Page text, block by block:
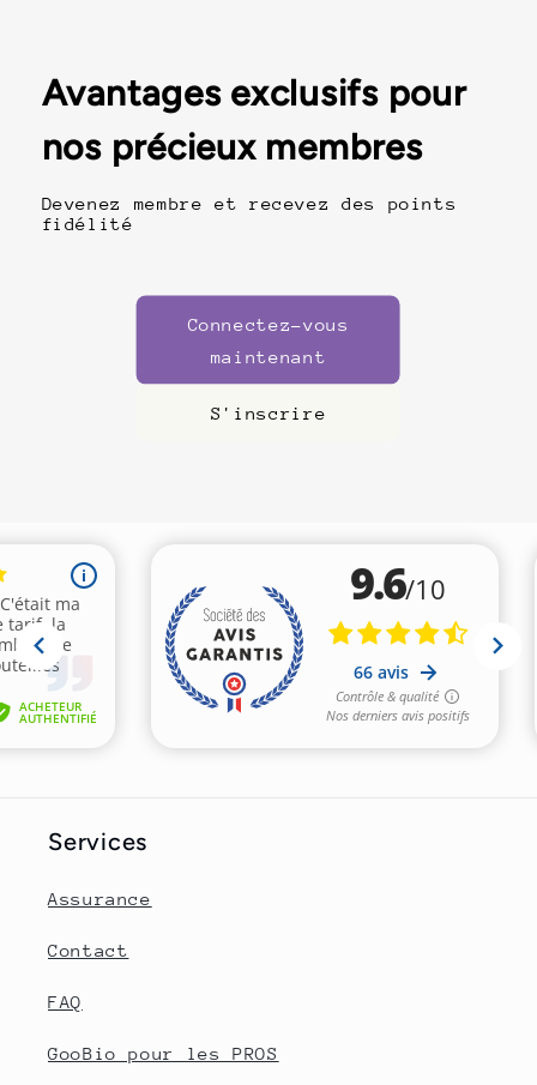
Avantages exclusifs pour
nos précieux membres
Devenez membre et recevez des points
fidélité
Connectez-vous
maintenant
S'inscrire
Services
Assurance
Contact
FAQ
GooBio pour les PROS